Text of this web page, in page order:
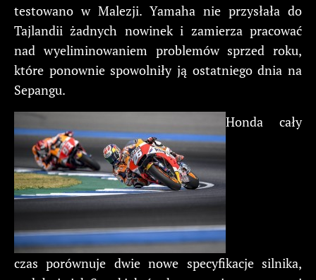
testowano w Malezji. Yamaha nie przysłała do
Tajlandii żadnych nowinek i zamierza pracować
nad wyeliminowaniem problemów sprzed roku,
które ponownie spowolniły ją ostatniego dnia na
Sepangu.
Honda cały
czas porównuje dwie nowe specyfikacje silnika,